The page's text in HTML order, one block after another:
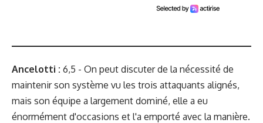
Ancelotti : 6,5 - On peut discuter de la nécessité de
maintenir son système vu les trois attaquants alignés,
mais son équipe a largement dominé, elle a eu
énormément d'occasions et l'a emporté avec la manière.